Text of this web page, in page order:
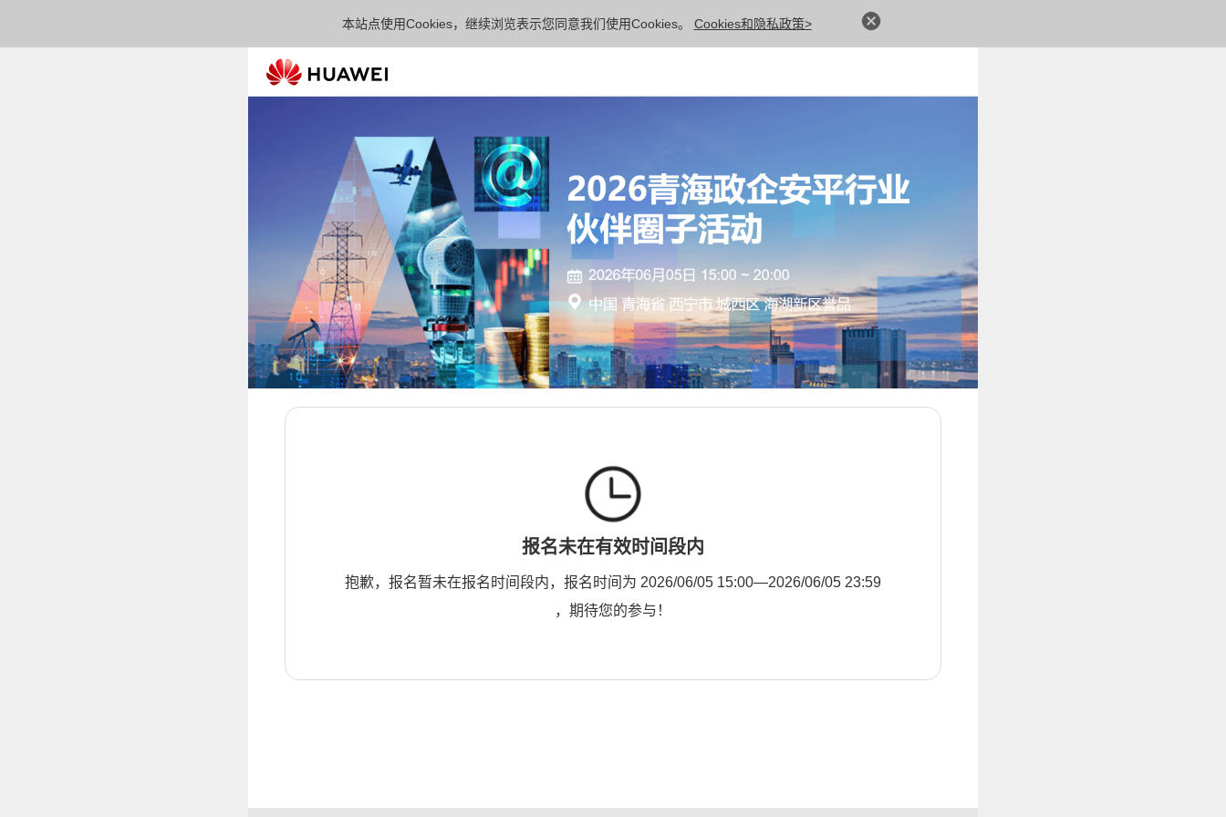
本站点使用Cookies，继续浏览表示您同意我们使用Cookies。 Cookies和隐私政策>
报名未在有效时间段内
抱歉，报名暂未在报名时间段内，报名时间为 2026/06/05 15:00—2026/06/05 23:59
，期待您的参与！